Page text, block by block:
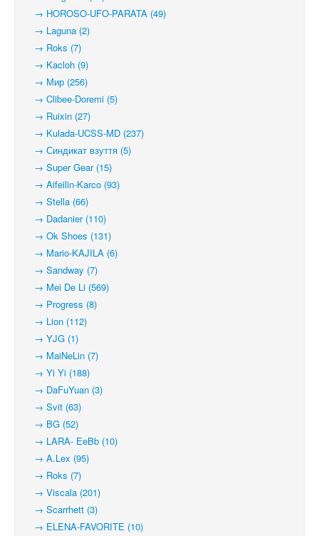
→ HOROSO-UFO-PARATA (49)
→ Laguna (2)
→ Roks (7)
→ Kacloh (9)
→ Мир (256)
→ Clibee-Doremi (5)
→ Ruixin (27)
→ Kulada-UCSS-MD (237)
→ Синдикат взуття (5)
→ Super Gear (15)
→ Aifeilin-Karco (93)
→ Stella (66)
→ Dadanier (110)
→ Ok Shoes (131)
→ Mario-KAJILA (6)
→ Sandway (7)
→ Mei De Li (569)
→ Progress (8)
→ Lion (112)
→ YJG (1)
→ MaiNeLin (7)
→ Yi Yi (188)
→ DaFuYuan (3)
→ Svit (63)
→ BG (52)
→ LARA- EeBb (10)
→ A.Lex (95)
→ Roks (7)
→ Viscala (201)
→ Scarrhett (3)
→ ELENA-FAVORITE (10)